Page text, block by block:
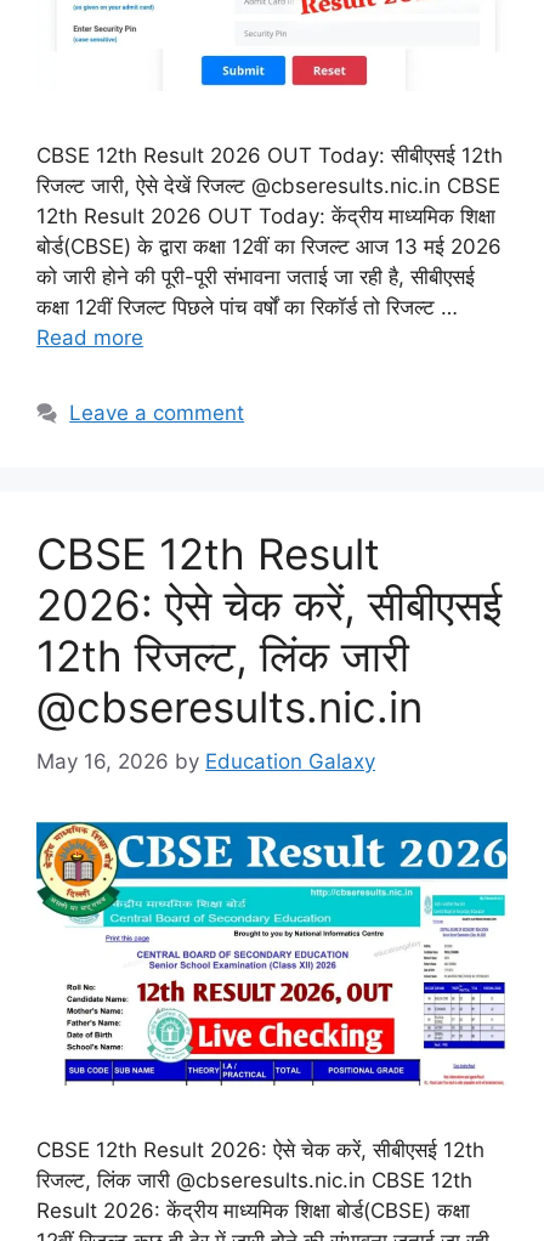
CBSE 12th Result 2026 OUT Today: सीबीएसई 12th
रिजल्ट जारी, ऐसे देखें रिजल्ट @cbseresults.nic.in CBSE
12th Result 2026 OUT Today: केंद्रीय माध्यमिक शिक्षा
बोर्ड(CBSE) के द्वारा कक्षा 12वीं का रिजल्ट आज 13 मई 2026
को जारी होने की पूरी-पूरी संभावना जताई जा रही है, सीबीएसई
कक्षा 12वीं रिजल्ट पिछले पांच वर्षों का रिकॉर्ड तो रिजल्ट …
Read more
Leave a comment
CBSE 12th Result
2026: ऐसे चेक करें, सीबीएसई
12th रिजल्ट, लिंक जारी
@cbseresults.nic.in
May 16, 2026 by Education Galaxy
CBSE 12th Result 2026: ऐसे चेक करें, सीबीएसई 12th
रिजल्ट, लिंक जारी @cbseresults.nic.in CBSE 12th
Result 2026: केंद्रीय माध्यमिक शिक्षा बोर्ड(CBSE) कक्षा